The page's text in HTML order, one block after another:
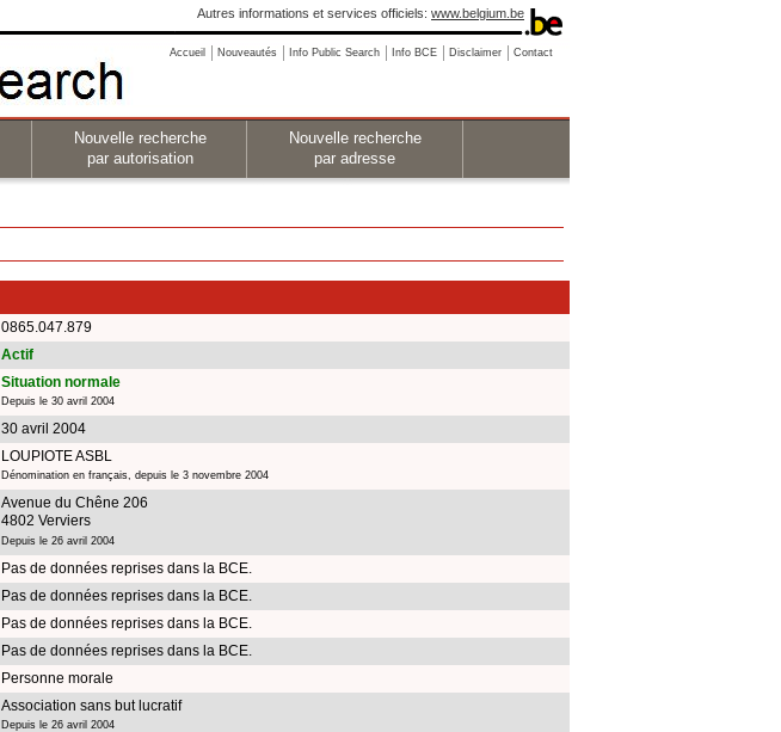
Autres informations et services officiels: www.belgium.be
Accueil Nouveautés Info Public Search Info BCE Disclaimer Contact
Nouvelle recherche
par autorisation
Nouvelle recherche
par adresse
0865.047.879
Actif
Situation normale
Depuis le 30 avril 2004
30 avril 2004
LOUPIOTE ASBL
Dénomination en français, depuis le 3 novembre 2004
Avenue du Chêne 206
4802 Verviers
Depuis le 26 avril 2004
Pas de données reprises dans la BCE.
Pas de données reprises dans la BCE.
Pas de données reprises dans la BCE.
Pas de données reprises dans la BCE.
Personne morale
Association sans but lucratif
Depuis le 26 avril 2004